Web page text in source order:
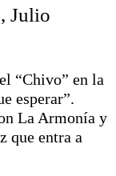
Julio
“Chivo” en la
esperar”.
La Armonía y
que entra a